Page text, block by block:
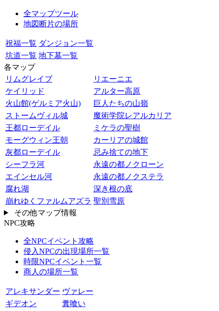
全マップツール
地図断片の場所
祝福一覧 ダンジョン一覧
坑道一覧 地下墓一覧
各マップ
リムグレイブ
リエーニエ
ケイリッド
アルター高原
火山館(ゲルミア火山)
巨人たちの山嶺
ストームヴィル城
魔術学院レアルカリア
王都ローデイル
ミケラの聖樹
モーグウィン王朝
カーリアの城館
灰都ローデイル
忌み捨ての地下
シーフラ河
永遠の都ノクローン
エインセル河
永遠の都ノクステラ
腐れ湖
深き根の底
崩れゆくファルムアズラ 聖別雪原
その他マップ情報
NPC攻略
全NPCイベント攻略
侵入NPCの出現場所一覧
時限NPCイベント一覧
商人の場所一覧
アレキサンダー ヴァレー
ギデオン
糞喰い